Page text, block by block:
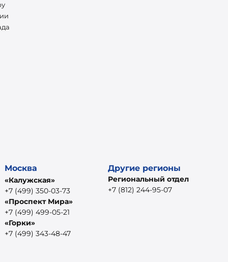
Москва
«Калужская»
+7 (499) 350-03-73
«Проспект Мира»
+7 (499) 499-05-21
«Горки»
+7 (499) 343-48-47
Другие регионы
Региональный отдел
+7 (812) 244-95-07